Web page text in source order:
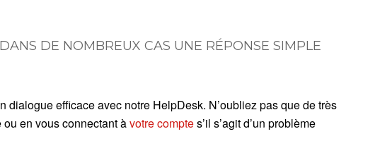
DE NOMBREUX CAS UNE RÉPONSE SIMPLE
efficace avec notre HelpDesk. N’oubliez pas que de très
en vous connectant àvotre comptes’il s’agit d’un problème